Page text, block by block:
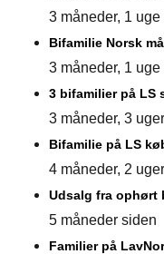
3 måneder, 1 uge
Bifamilie Norsk
3 måneder, 1 uge
3 bifamilier på LS
3 måneder, 3
Bifamilie på LS
4 måneder, 2
Udsalg fra ophørt
5 måneder siden
Familier på